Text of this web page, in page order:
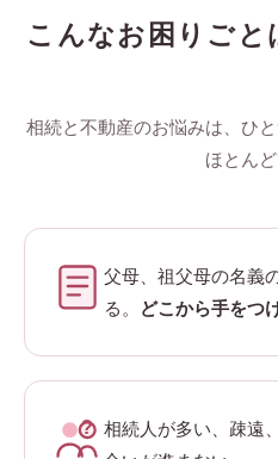
こんなお困りごと
相続と不動産のお悩みは、ひ
ほとんど
父母、祖父母の名義
る。
どこから手をつ
? 相続人が多い、疎遠、